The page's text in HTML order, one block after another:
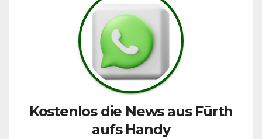
Kostenlos die News aus Fürth
aufs Handy